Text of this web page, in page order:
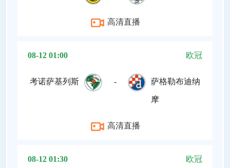
高清直播
08-12 01:00 欧冠
考诺萨基列斯 - 萨格勒布迪纳
摩
高清直播
08-12 01:30 欧冠